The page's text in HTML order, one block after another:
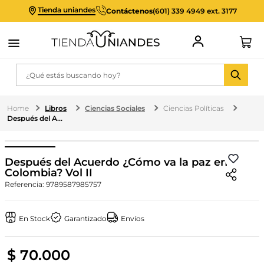
Tienda uniandes Contáctenos(601) 339 4949 ext. 3177
¿Qué estás buscando hoy?
Libros Ciencias Sociales
Ciencias Políticas
Después del Acuerdo ¿Cómo va la paz en Colombia? Vol II
Después del Acuerdo ¿Cómo va la paz en
Colombia? Vol II
Referencia: 9789587985757
En Stock Garantizado Envíos
$ 70.000